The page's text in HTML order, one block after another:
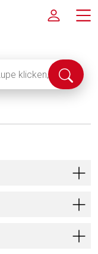
Suche